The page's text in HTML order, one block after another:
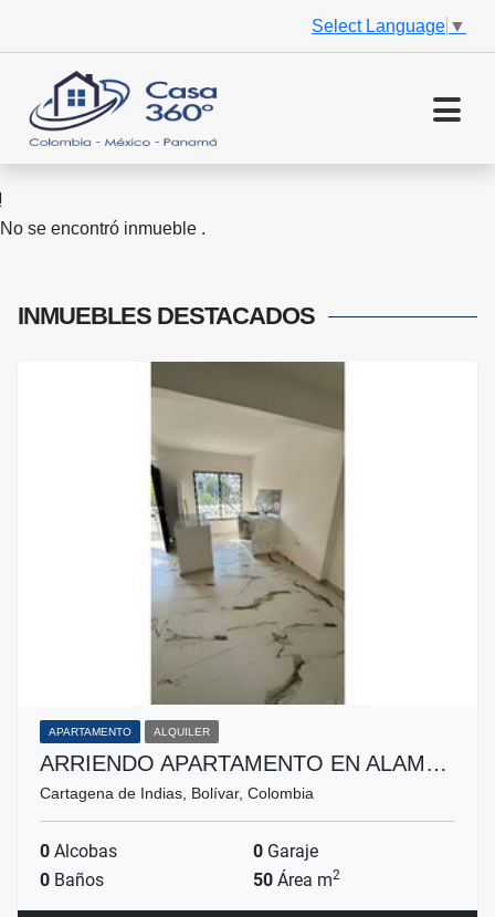
Select Language ▼
No se encontró inmueble .
INMUEBLES DESTACADOS
APARTAMENTO ALQUILER
ARRIENDO APARTAMENTO EN ALAM…
Cartagena de Indias, Bolívar, Colombia
0 Alcobas 0 Garaje
0 Baños 50 Área m2